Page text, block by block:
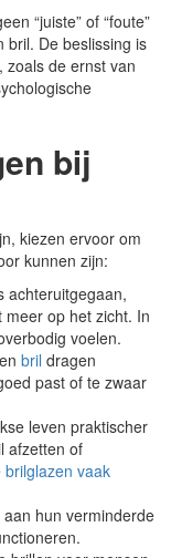
“juiste” of “foute”
bril. De beslissing is
zoals de ernst van
bij
kiezen ervoor om
kunnen zijn:
achteruitgegaan,
op het zicht. In
voelen.
bril dragen
past of te zwaar
leven praktischer
afzetten of
brilglazen vaak
hun verminderde